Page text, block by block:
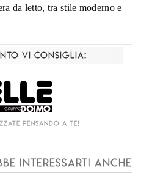
da letto, tra stile moderno e
vi consiglia:
pensando a te!
interessarti anche